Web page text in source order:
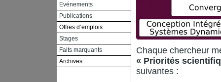
Evénements
Publications
Offres d’emplois
Stages
Faits marquants
Archives
Chaque chercheur
« Priorités
suivantes :